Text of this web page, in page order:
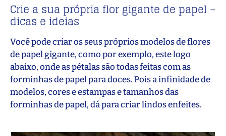
Crie a sua própria flor gigante de papel –
dicas e ideias
Você pode criar os seus próprios modelos de flores
de papel gigante, como por exemplo, este logo
abaixo, onde as pétalas são todas feitas com as
forminhas de papel para doces. Pois a infinidade de
modelos, cores e estampas e tamanhos das
forminhas de papel, dá para criar lindos enfeites.